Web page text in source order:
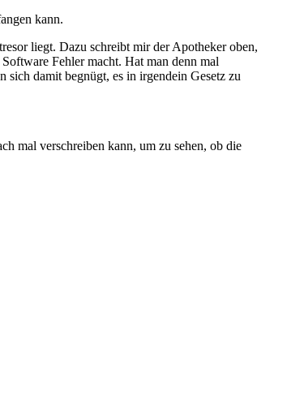
kann.
liegt. Dazu schreibt mir der Apotheker oben,
Fehler macht. Hat man denn mal
sich damit begnügt, es in irgendein Gesetz zu
mal verschreiben kann, um zu sehen, ob die